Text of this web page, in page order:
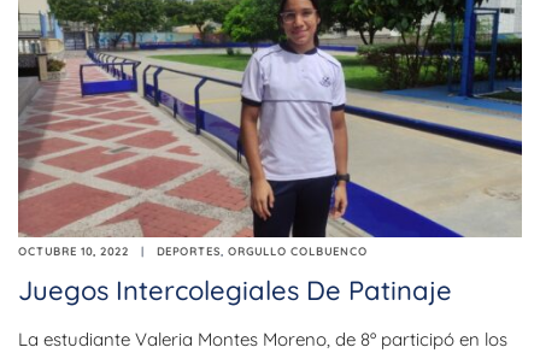
OCTUBRE 10, 2022 DEPORTES ORGULLO COLBUENCO
Juegos Intercolegiales De Patinaje
La estudiante Valeria Montes Moreno, de 8º participó en los